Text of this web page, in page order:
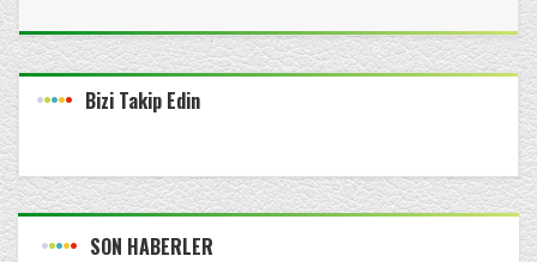
Bizi Takip Edin
SON HABERLER